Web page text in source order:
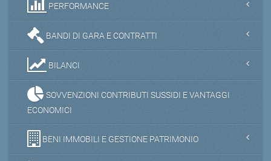
PERFORMANCE
BANDI DI GARA E CONTRATTI
BILANCI
SOVVENZIONI CONTRIBUTI SUSSIDI E VANTAGGI
ECONOMICI
BENI IMMOBILI E GESTIONE PATRIMONIO